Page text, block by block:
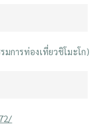
การท่องเที่ยวชิโมะโก)